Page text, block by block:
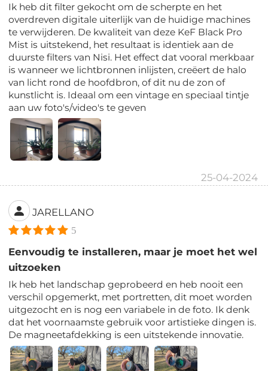
Ik heb dit filter gekocht om de scherpte en het
overdreven digitale uiterlijk van de huidige machines
te verwijderen. De kwaliteit van deze KeF Black Pro
Mist is uitstekend, het resultaat is identiek aan de
duurste filters van Nisi. Het effect dat vooral merkbaar
is wanneer we lichtbronnen inlijsten, creëert de halo
van licht rond de hoofdbron, of dit nu de zon of
kunstlicht is. Ideaal om een vintage en speciaal tintje
aan uw foto's/video's te geven
25-04-2024
JARELLANO
5
Eenvoudig te installeren, maar je moet het wel
uitzoeken
Ik heb het landschap geprobeerd en heb nooit een
verschil opgemerkt, met portretten, dit moet worden
uitgezocht en is nog een variabele in de foto. Ik denk
dat het voornaamste gebruik voor artistieke dingen is.
De magneetafdekking is een uitstekende innovatie.